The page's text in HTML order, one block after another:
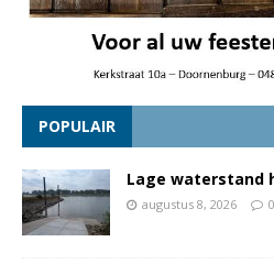
POPULAIR
Lage waterstand
augustus 8, 2026 0